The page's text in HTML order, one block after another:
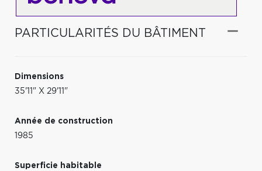
PARTICULARITÉS DU BÂTIMENT
Dimensions
35'11" X 29'11"
Année de construction
1985
Superficie habitable